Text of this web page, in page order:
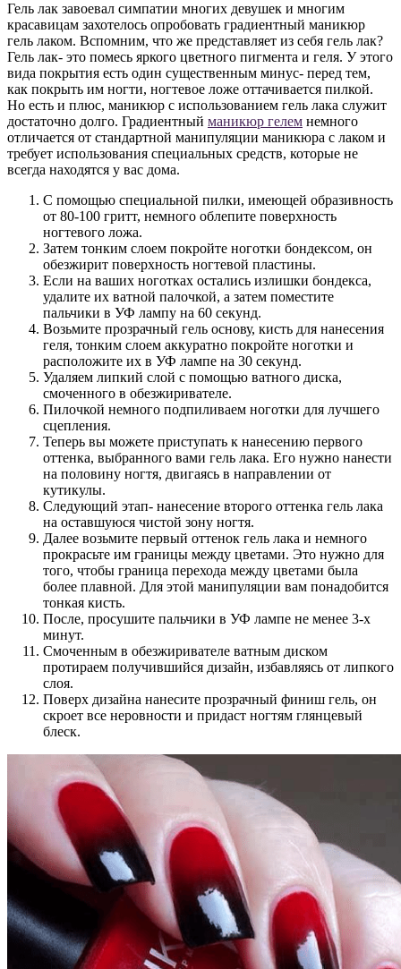
Гель лак завоевал симпатии многих девушек и многим
красавицам захотелось опробовать градиентный маникюр
гель лаком. Вспомним, что же представляет из себя гель лак?
Гель лак- это помесь яркого цветного пигмента и геля. У этого
вида покрытия есть один существенным минус- перед тем,
как покрыть им ногти, ногтевое ложе оттачивается пилкой.
Но есть и плюс, маникюр с использованием гель лака служит
достаточно долго. Градиентный маникюр гелем немного
отличается от стандартной манипуляции маникюра с лаком и
требует использования специальных средств, которые не
всегда находятся у вас дома.
С помощью специальной пилки, имеющей образивность
от 80-100 гритт, немного облепите поверхность
ногтевого ложа.
Затем тонким слоем покройте ноготки бондексом, он
обезжирит поверхность ногтевой пластины.
Если на ваших ноготках остались излишки бондекса,
удалите их ватной палочкой, а затем поместите
пальчики в УФ лампу на 60 секунд.
Возьмите прозрачный гель основу, кисть для нанесения
геля, тонким слоем аккуратно покройте ноготки и
расположите их в УФ лампе на 30 секунд.
Удаляем липкий слой с помощью ватного диска,
смоченного в обезжиривателе.
Пилочкой немного подпиливаем ноготки для лучшего
сцепления.
Теперь вы можете приступать к нанесению первого
оттенка, выбранного вами гель лака. Его нужно нанести
на половину ногтя, двигаясь в направлении от
кутикулы.
Следующий этап- нанесение второго оттенка гель лака
на оставшуюся чистой зону ногтя.
Далее возьмите первый оттенок гель лака и немного
прокрасьте им границы между цветами. Это нужно для
того, чтобы граница перехода между цветами была
более плавной. Для этой манипуляции вам понадобится
тонкая кисть.
После, просушите пальчики в УФ лампе не менее 3-х
минут.
Смоченным в обезжиривателе ватным диском
протираем получившийся дизайн, избавляясь от липкого
слоя.
Поверх дизайна нанесите прозрачный финиш гель, он
скроет все неровности и придаст ногтям глянцевый
блеск.